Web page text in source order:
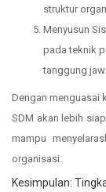
struktur
Menyusun
pada teknik
tanggung
Dengan menguasai
SDM akan lebih
mampu
organisasi.
Kesimpulan: